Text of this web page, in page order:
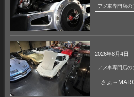
アメ車専門店の
2026年8月4日
アメ車専門店の
さぁ～